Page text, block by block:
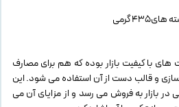
گرمی
های با کیفیت بازار بوده که هم برای مصارف
و قالب دست از آن استفاده می شود. این
بازار به فروش می رسد و از مزایای آن می